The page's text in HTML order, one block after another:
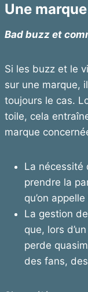
Une
Bad buzz et
Si les buzz et le
sur une marque,
toujours le cas.
toile, cela
marque
La nécessité
prendre la
qu’on
La gestion
que, lors
perde
des fans,